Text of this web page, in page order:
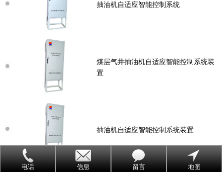
抽油机自适应智能控制系统
煤层气井抽油机自适应智能控制系统装
置
抽油机自适应智能控制系统装置
电话 信息 留言 地图